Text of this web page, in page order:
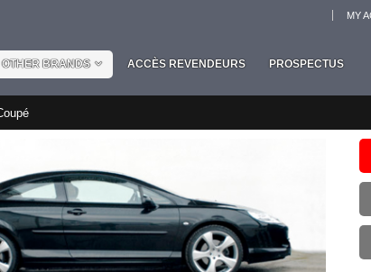
MY
OTHER BRANDS ACCÈS REVENDEURS PROSPECTUS